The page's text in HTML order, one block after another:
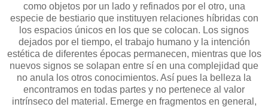
como objetos por un lado y refinados por el otro, una
especie de bestiario que instituyen relaciones híbridas con
los espacios únicos en los que se colocan. Los signos
dejados por el tiempo, el trabajo humano y la intención
estética de diferentes épocas permanecen, mientras que los
nuevos signos se solapan entre sí en una complejidad que
no anula los otros conocimientos. Así pues l a belleza la
encontramos en todas partes y no pertenece al valor
intrínseco del material. Emerge en fragmentos en general,